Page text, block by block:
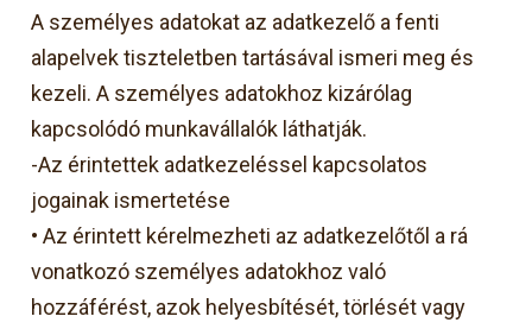
A személyes adatokat az adatkezelő a fenti
alapelvek tiszteletben tartásával ismeri meg és
kezeli. A személyes adatokhoz kizárólag
kapcsolódó munkavállalók láthatják.
-Az érintettek adatkezeléssel kapcsolatos
jogainak ismertetése
• Az érintett kérelmezheti az adatkezelőtől a rá
vonatkozó személyes adatokhoz való
hozzáférést, azok helyesbítését, törlését vagy